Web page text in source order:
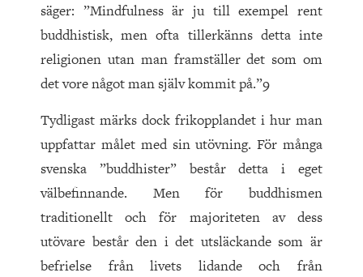
säger: ”Mindfulness är ju till exempel rent
buddhistisk, men ofta tillerkänns detta inte
religionen utan man framställer det som om
det vore något man själv kommit på.”9
Tydligast märks dock frikopplandet i hur man
uppfattar målet med sin utövning. För många
svenska ”buddhister” består detta i eget
välbefinnande. Men för buddhismen
traditionellt och för majoriteten av dess
utövare består den i det utsläckande som är
befrielse från livets lidande och från